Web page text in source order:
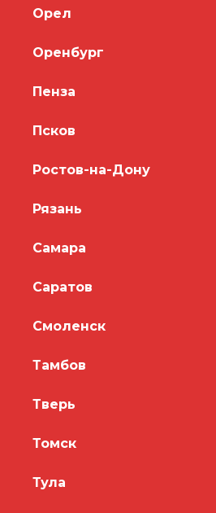
Орел
Оренбург
Пенза
Псков
Ростов-на-Дону
Рязань
Самара
Саратов
Смоленск
Тамбов
Тверь
Томск
Тула